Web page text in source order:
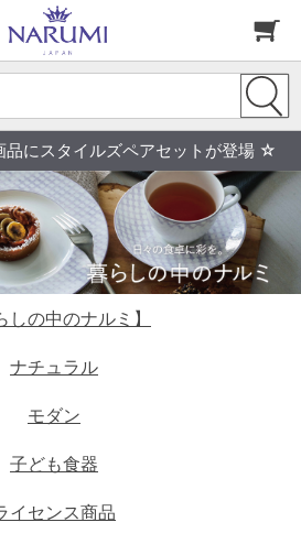
にスタイルズペアセットが登場 ☆
しの中のナルミ】
ナチュラル
モダン
子ども食器
イセンス商品